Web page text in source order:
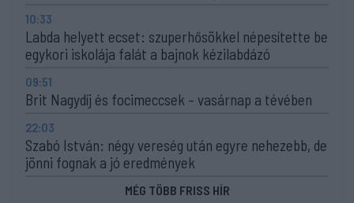
10:33
Labda helyett ecset: szuperhősökkel népesítette be
egykori iskolája falát a bajnok kézilabdázó
09:51
Brit Nagydíj és focimeccsek – vasárnap a tévében
22:03
Szabó István: négy vereség után egyre nehezebb, de
jönni fognak a jó eredmények
MÉG TÖBB FRISS HÍR